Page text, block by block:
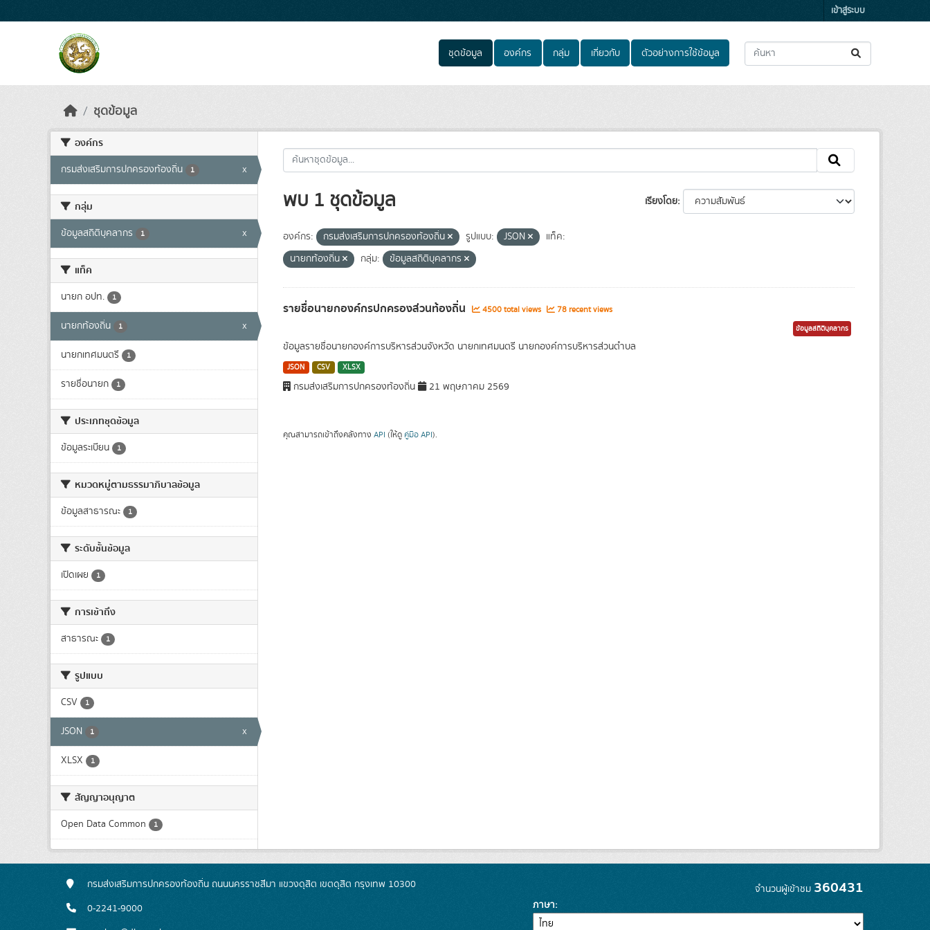
เข้าสู่ระบบ
ชุดข้อมูล องค์กร กลุ่ม เกี่ยวกับ ตัวอย่างการใช้ข้อมูล
ชุดข้อมูล
องค์กร
กรมส่งเสริมการปกครองท้องถิ่น 1 x
กลุ่ม
ข้อมูลสถิติบุคลากร 1 x
แท็ค
นายก อปท. 1
นายกท้องถิ่น 1 x
นายกเทศมนตรี 1
รายชื่อนายก 1
ประเภทชุดข้อมูล
ข้อมูลระเบียน 1
หมวดหมู่ตามธรรมาภิบาลข้อมูล
ข้อมูลสาธารณะ 1
ระดับชั้นข้อมูล
เปิดเผย 1
การเข้าถึง
สาธารณะ 1
รูปแบบ
CSV 1
JSON 1 x
XLSX 1
สัญญาอนุญาต
Open Data Common 1
เรียงโดย
พบ 1 ชุดข้อมูล
องค์กร: กรมส่งเสริมการปกครองท้องถิ่น รูปแบบ: JSON
แท็ค:
นายกท้องถิ่น
กลุ่ม: ข้อมูลสถิติบุคลากร
รายชื่อนายกองค์กรปกครองส่วนท้องถิ่น 4500 total views 78 recent views
ข้อมูลสถิติบุคลากร
ข้อมูลรายชื่อนายกองค์การบริหารส่วนจังหวัด นายกเทศมนตรี นายกองค์การบริหารส่วนตำบล
JSON CSV XLSX
กรมส่งเสริมการปกครองท้องถิ่น 21 พฤษภาคม 2569
คุณสามารถเข้าถึงคลังทาง API (ให้ดู คู่มือ API).
กรมส่งเสริมการปกครองท้องถิ่น ถนนนครราชสีมา แขวงดุสิต เขตดุสิต กรุงเทพ 10300
0-2241-9000
จำนวนผู้เข้าชม 360431
ภาษา